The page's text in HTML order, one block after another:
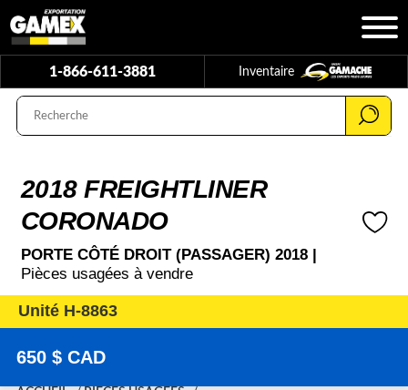
1-866-611-3881 Inventaire
2018 FREIGHTLINER
CORONADO
PORTE CÔTÉ DROIT (PASSAGER) 2018 |
Pièces usagées à vendre
Unité H-8863
650 $ CAD